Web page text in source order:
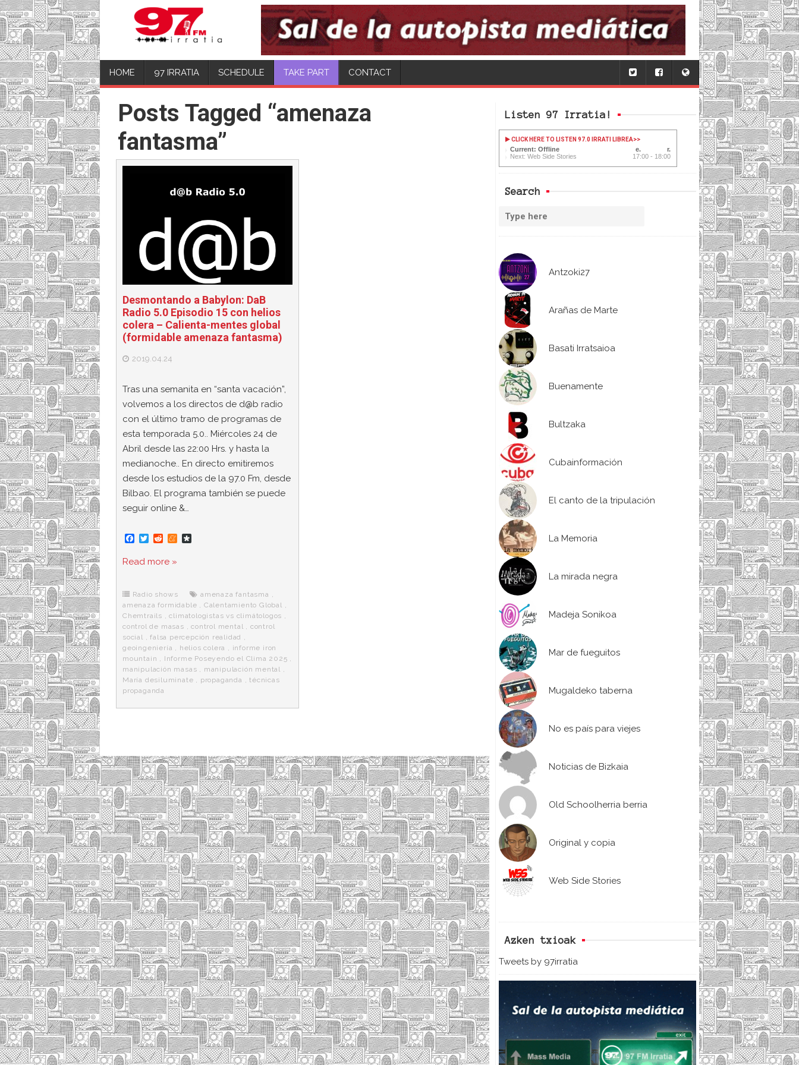
HOME 97 IRRATIA SCHEDULE CONTACT
Listen 97 Irratia!
CLICK HERE TO LISTEN 97.0 IRRATI LIBREA>>
Current: Offline
Next: Web Side Stories
17:00 - 18:00
Search
Antzoki27
Arañas de Marte
Basati Irratsaioa
Buenamente
Bultzaka
Cubainformación
El canto de la tripulación
La Memoria
La mirada negra
Madeja Sonikoa
Mar de fueguitos
Mugaldeko taberna
No es país para viejes
Noticias de Bizkaia
Old Schoolherria berria
Original y copia
Web Side Stories
Azken txioak
Tweets by 97irratia
Posts Tagged “amenaza
fantasma”
Desmontando a Babylon: DaB
Radio 5.0 Episodio 15 con helios
colera – Calienta-mentes global
(formidable amenaza fantasma)
2019.04.24
Tras una semanita en “santa vacación”,
volvemos a los directos de d@b radio
con el último tramo de programas de
esta temporada 5.0.. Miércoles 24 de
Abril desde las 22:00 Hrs. y hasta la
medianoche.. En directo emitiremos
desde los estudios de la 97.0 Fm, desde
Bilbao. El programa también se puede
seguir online &…
F
c
e
o
k
T
i
t
r
R
d
d
M
e
r
a
Read more »
Radio shows amenaza fantasma
amenaza formidable
Calentamiento Global
Chemtrails ,climatologistas vs climátologos
control de masas ,control mental
control
social
,falsa percepción realidad
geoingeniería
helios colera
informe iron
mountain
Informe Poseyendo el Clima 2025
manipulación masas
manipulación mental
María desiluminate
propaganda ,técnicas
propaganda